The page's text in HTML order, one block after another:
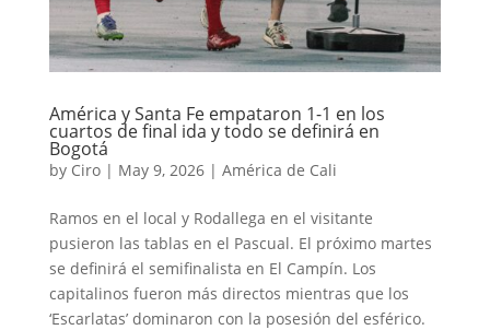
América y Santa Fe empataron 1-1 en los
cuartos de final ida y todo se definirá en
Bogotá
by Ciro| May 9, 2026| América de Cali
Ramos en el local y Rodallega en el visitante
pusieron las tablas en el Pascual. El próximo martes
se definirá el semifinalista en El Campín. Los
capitalinos fueron más directos mientras que los
‘Escarlatas’ dominaron con la posesión del esférico.